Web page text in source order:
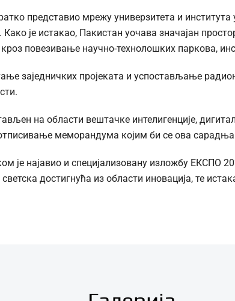
представио мрежу универзитета и института
је истакао, Пакистан уочава значајан
повезивање научно-технолошких паркова,
заједничких пројеката и успостављање
на области вештачке интелигенције,
меморандума којим би се ова сарадња
је најавио и специјализовану изложбу ЕКСПО
достигнућа из области иновација, те